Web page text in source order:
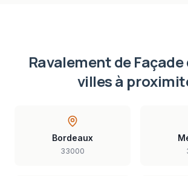
Ravalement de Façade
villes à
Bordeaux
33000